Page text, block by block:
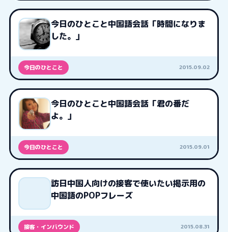
今日のひとこと中国語会話「時間になりま
した。」
今日のひとこと 2015.09.02
今日のひとこと中国語会話「君の番だ
よ。」
今日のひとこと 2015.09.01
訪日中国人向けの接客で使いたい掲示用の
中国語のPOPフレーズ
接客・インバウンド 2015.08.31